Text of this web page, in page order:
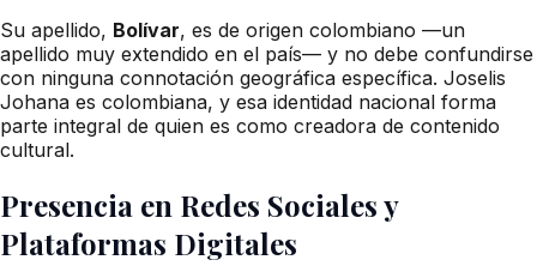
Su apellido, Bolívar, es de origen colombiano —un
apellido muy extendido en el país— y no debe confundirse
con ninguna connotación geográfica específica. Joselis
Johana es colombiana, y esa identidad nacional forma
parte integral de quien es como creadora de contenido
cultural.
Presencia en Redes Sociales y
Plataformas Digitales